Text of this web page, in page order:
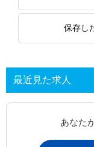
保存し
最近見た求人
あなた